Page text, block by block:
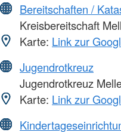
Bereitschaften /
Kreisbereitschaft
Karte: Link zur
Jugendrotkreuz
Jugendrotkreuz
Karte: Link zur